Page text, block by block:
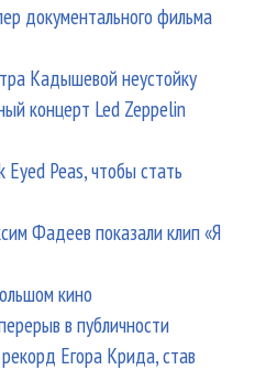
документального фильма
Кадышевой неустойку
концерт Led Zeppelin
Peas, чтобы стать
Фадеев показали клип «Я
кино
в публичности
Егора Крида, став